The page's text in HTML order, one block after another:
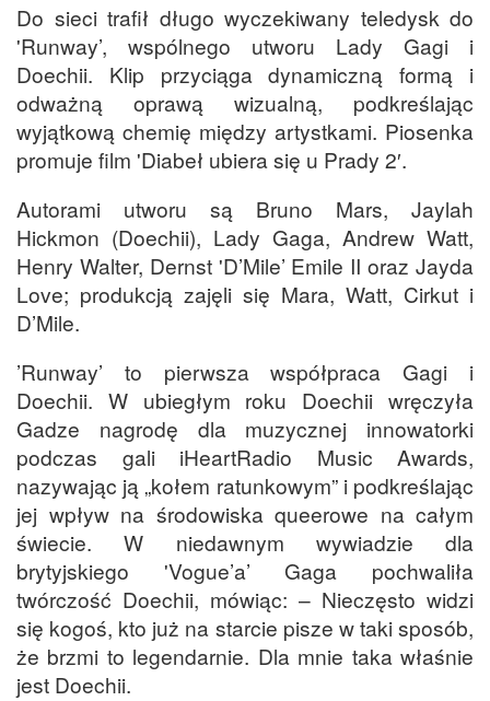
Do sieci trafił długo wyczekiwany teledysk do
'Runway’, wspólnego utworu Lady Gagi i
Doechii. Klip przyciąga dynamiczną formą i
odważną oprawą wizualną, podkreślając
wyjątkową chemię między artystkami. Piosenka
promuje film 'Diabeł ubiera się u Prady 2′.
Autorami utworu są Bruno Mars, Jaylah
Hickmon (Doechii), Lady Gaga, Andrew Watt,
Henry Walter, Dernst 'D’Mile’ Emile II oraz Jayda
Love; produkcją zajęli się Mara, Watt, Cirkut i
D’Mile.
’Runway’ to pierwsza współpraca Gagi i
Doechii. W ubiegłym roku Doechii wręczyła
Gadze nagrodę dla muzycznej innowatorki
podczas gali iHeartRadio Music Awards,
nazywając ją „kołem ratunkowym” i podkreślając
jej wpływ na środowiska queerowe na całym
świecie. W niedawnym wywiadzie dla
brytyjskiego 'Vogue’a’ Gaga pochwaliła
twórczość Doechii, mówiąc: – Nieczęsto widzi
się kogoś, kto już na starcie pisze w taki sposób,
że brzmi to legendarnie. Dla mnie taka właśnie
jest Doechii.